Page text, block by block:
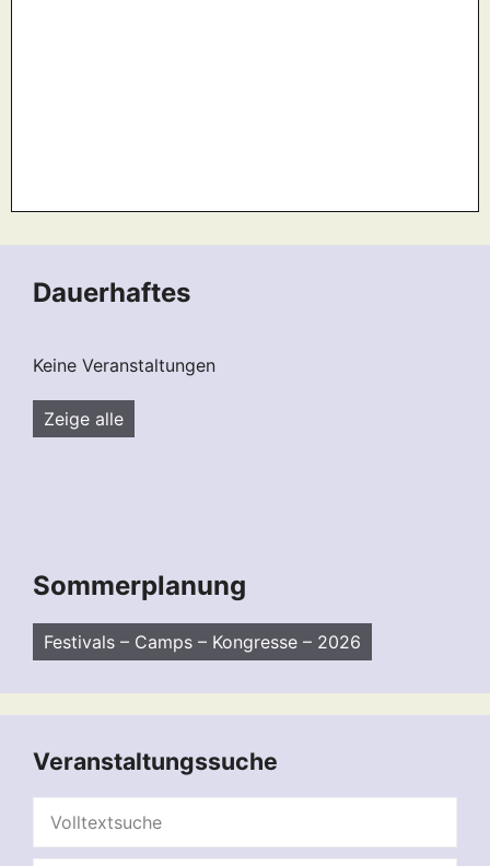
Dauerhaftes
Keine Veranstaltungen
Zeige alle
Sommerplanung
Festivals – Camps – Kongresse – 2026
Veranstaltungssuche